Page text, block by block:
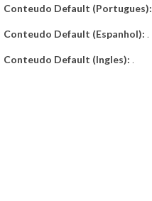
Conteudo Default (Portugues):
Conteudo Default (Espanhol): .
Conteudo Default (Ingles): .